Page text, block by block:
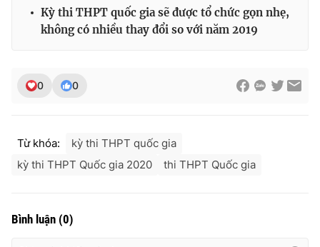
® Cấm sao chép dưới mọi hình thức nếu không có sự chấp
Kỳ thi THPT quốc gia sẽ được tổ chức gọn nhẹ,
không có nhiều thay đổi so với năm 2019
0 0
Từ khóa:
kỳ thi THPT quốc gia
kỳ thi THPT Quốc gia 2020
thi THPT Quốc gia
Bình luận (0)